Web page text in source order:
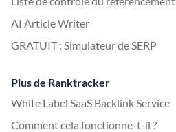
AI Article Writer
GRATUIT : Simulateur de SERP
Plus de Ranktracker
White Label SaaS Backlink Service
Comment cela fonctionne-t-il ?